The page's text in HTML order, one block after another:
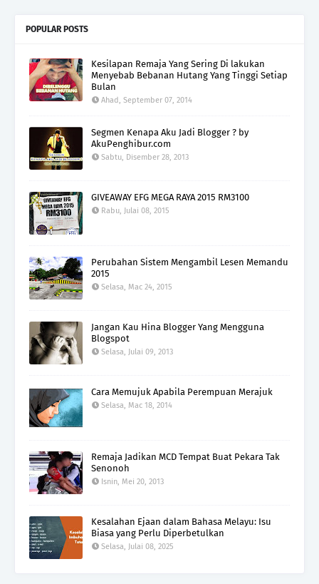
POPULAR POSTS
Kesilapan Remaja Yang Sering Di lakukan
Menyebab Bebanan Hutang Yang Tinggi Setiap
Bulan
Ahad, September 07, 2014
Segmen Kenapa Aku Jadi Blogger ? by
AkuPenghibur.com
Sabtu, Disember 28, 2013
GIVEAWAY EFG MEGA RAYA 2015 RM3100
Rabu, Julai 08, 2015
Perubahan Sistem Mengambil Lesen Memandu
2015
Selasa, Mac 24, 2015
Jangan Kau Hina Blogger Yang Mengguna
Blogspot
Selasa, Julai 09, 2013
Cara Memujuk Apabila Perempuan Merajuk
Selasa, Mac 18, 2014
Remaja Jadikan MCD Tempat Buat Pekara Tak
Senonoh
Isnin, Mei 20, 2013
Kesalahan Ejaan dalam Bahasa Melayu: Isu
Biasa yang Perlu Diperbetulkan
Selasa, Julai 08, 2025